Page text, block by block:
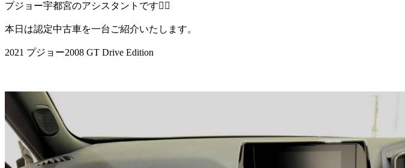
プジョー宇都宮のアシスタントです💁‍♀️
本日は認定中古車を一台ご紹介いたします。
2021 プジョー2008 GT Drive Edition